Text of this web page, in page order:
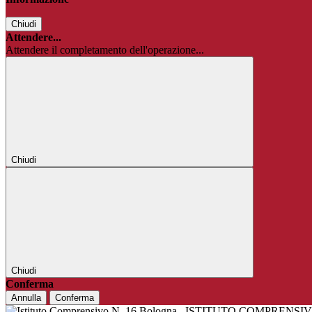
Chiudi
Attendere...
Attendere il completamento dell'operazione...
Chiudi
Chiudi
Conferma
Annulla Conferma